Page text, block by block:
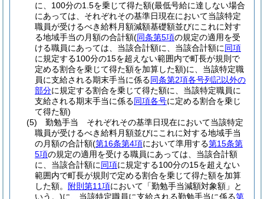
に、100分の1.5を乗じて得た額(最低号給に達しない場合
にあっては、それぞれその基準日現在において当該特定
職員が受けるべき給料月額減額基礎額並びにこれに対す
る地域手当の月額の合計額(同条第5項の規定の適用を受
ける職員にあっては、当該合計額に、当該合計額に同項
に規定する100分の15を超えない範囲内で町長が規則で
定める割合を乗じて得た額を加算した額)に、当該特定職
員に支給される期末手当に係る同条第2項各号列記以外の
部分に規定する割合を乗じて得た額に、当該特定職員に
支給される期末手当に係る同項各号に定める割合を乗じ
て得た額)
(5)
勤勉手当 それぞれその基準日現在において当該特定
職員が受けるべき給料月額並びにこれに対する地域手当
の月額の合計額(第16条第4項において準用する第15条第
5項の規定の適用を受ける職員にあっては、当該合計額
に、当該合計額に同項に規定する100分の15を超えない
範囲内で町長が規則で定める割合を乗じて得た額を加算
した額。
附則第11項において「勤勉手当減額対象額」と
いう。)に、当該特定職員に支給される勤勉手当に係る第